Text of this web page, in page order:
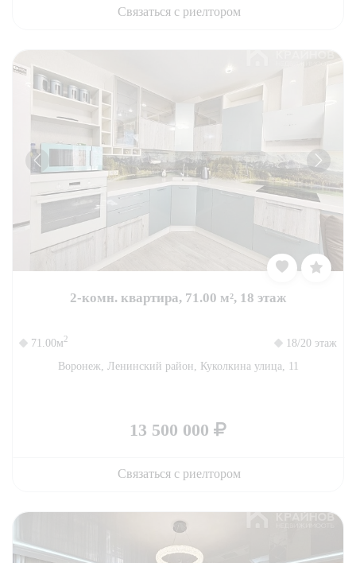
Связаться с риелтором
2-комн. квартира, 71.00 м², 18 этаж
71.00м2
18/20 этаж
Воронеж, Ленинский район, Куколкина улица, 11
13 500 000
Связаться с риелтором